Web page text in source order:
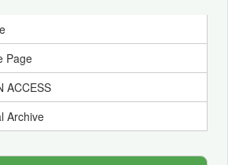
Page
ACCESS
Archive